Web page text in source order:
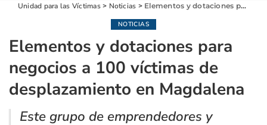
Unidad para las Víctimas> Noticias > Elementos y dotaciones para negocios a 100 víctimas de desplazamiento en Magdalena
NOTICIAS
Elementos y dotaciones para
negocios a 100 víctimas de
desplazamiento en Magdalena
Este grupo de emprendedores y